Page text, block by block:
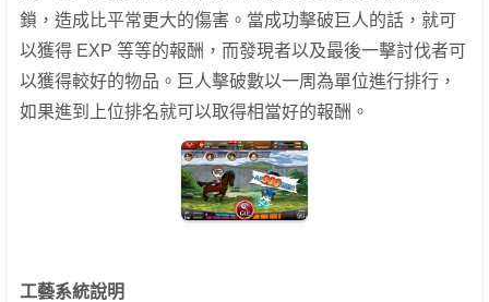
鎖，造成比平常更大的傷害。 當成功擊破巨人的話，就可
以獲得 EXP 等等的報酬，而發現者以及最後一擊討伐者可
以獲得較好的物品。巨人擊破數以一周為單位進行排行，
如果進到上位排名就可以取得相當好的報酬。
工藝系統說明